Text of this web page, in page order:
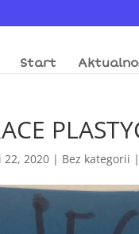
Start
22, 2020 | Bez kategorii